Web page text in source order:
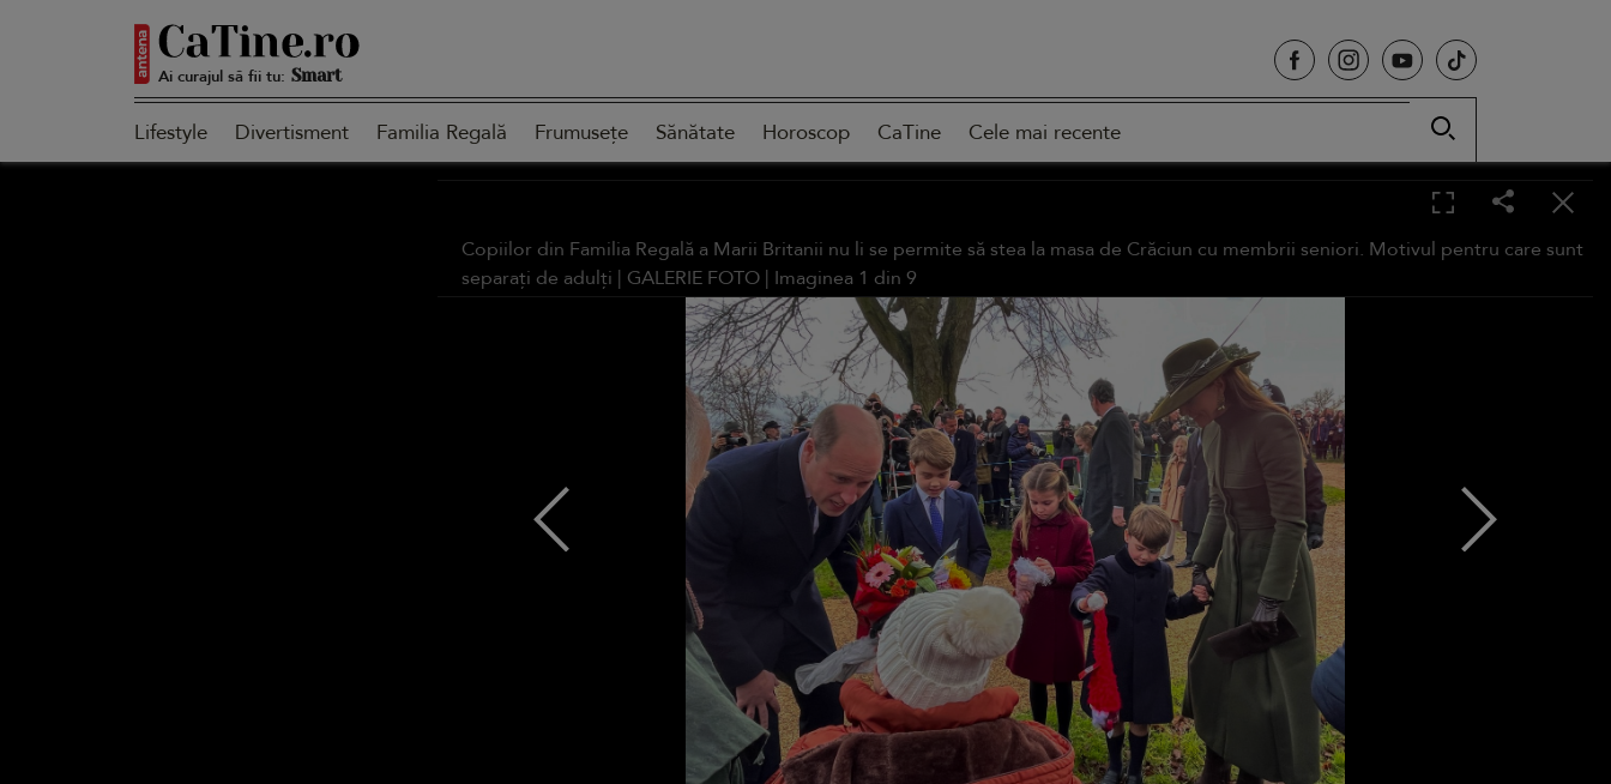
Ai curajul să fii tu:
Autentică
Smart
Lifestyle Divertisment Familia Regală Frumusețe Sănătate Horoscop CaTine Cele mai recente
Copiilor din Familia Regală a Marii Britanii nu li se permite să stea la masa de Crăciun cu membrii seniori. Motivul pentru care sunt
separați de adulți | GALERIE FOTO | Imaginea 1 din 9